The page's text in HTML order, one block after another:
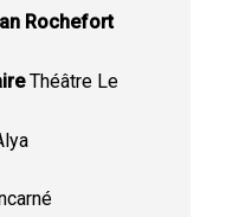
Rochefort
Théâtre Le